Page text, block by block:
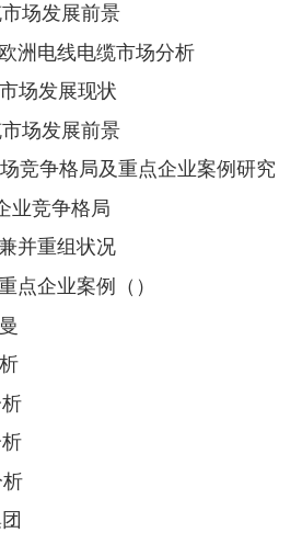
市场发展前景
洲电线电缆市场分析
场发展现状
市场发展前景
竞争格局及重点企业案例研究
业竞争格局
并重组状况
点企业案例（）